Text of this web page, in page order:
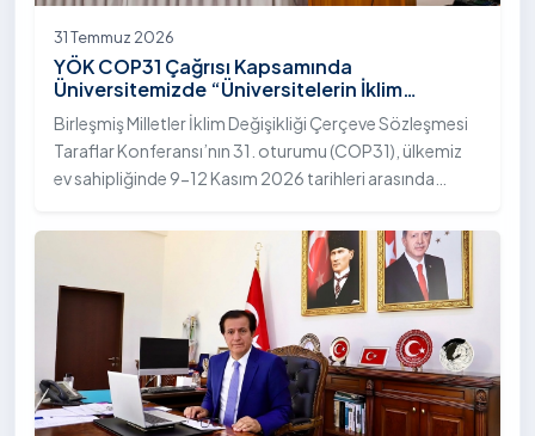
31 Temmuz 2026
YÖK COP31 Çağrısı Kapsamında
Üniversitemizde “Üniversitelerin İklim
Diplomasisindeki Rolü” Konulu Bilgilendirme
Toplantısı Yapıldı
Birleşmiş Milletler İklim Değişikliği Çerçeve Sözleşmesi
Taraflar Konferansı’nın 31. oturumu (COP31), ülkemiz
ev sahipliğinde 9-12 Kasım 2026 tarihleri arasında
Yükseköğretim Kurulu (YÖK), üniversitelerin akademik
katkı ve proje bildirimlerini koordine etme çağrısında
bulundu. Ardahan Üniversitesinde 31 Temmuz 2026
tarihinde bu çağrıya yönelik bir ön hazırlık toplantısı
düzenlendi.